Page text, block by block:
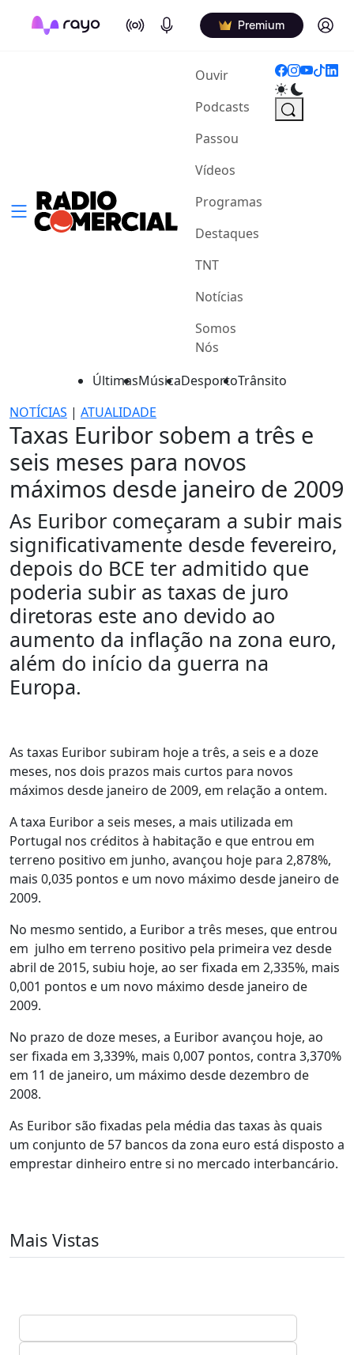
On Air Podcasts Premium Log in
Ouvir(current)
Podcasts
Passou
Vídeos
Programas
Destaques
TNT
Notícias
Somos
Nós
ÚltimasMúsicaDesportoTrânsito
NOTÍCIAS | ATUALIDADE
Taxas Euribor sobem a três e
seis meses para novos
máximos desde janeiro de 2009
As Euribor começaram a subir mais
significativamente desde fevereiro,
depois do BCE ter admitido que
poderia subir as taxas de juro
diretoras este ano devido ao
aumento da inflação na zona euro,
além do início da guerra na
Europa.
As taxas Euribor subiram hoje a três, a seis e a doze
meses, nos dois prazos mais curtos para novos
máximos desde janeiro de 2009, em relação a ontem.
A taxa Euribor a seis meses, a mais utilizada em
Portugal nos créditos à habitação e que entrou em
terreno positivo em junho, avançou hoje para 2,878%,
mais 0,035 pontos e um novo máximo desde janeiro de
2009.
No mesmo sentido, a Euribor a três meses, que entrou
em julho em terreno positivo pela primeira vez desde
abril de 2015, subiu hoje, ao ser fixada em 2,335%, mais
0,001 pontos e um novo máximo desde janeiro de
2009.
No prazo de doze meses, a Euribor avançou hoje, ao
ser fixada em 3,339%, mais 0,007 pontos, contra 3,370%
em 11 de janeiro, um máximo desde dezembro de
2008.
As Euribor são fixadas pela média das taxas às quais
um conjunto de 57 bancos da zona euro está disposto a
emprestar dinheiro entre si no mercado interbancário.
Mais Vistas